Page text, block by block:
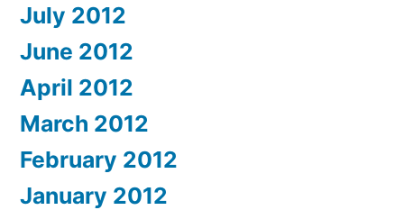
July 2012
June 2012
April 2012
March 2012
February 2012
January 2012